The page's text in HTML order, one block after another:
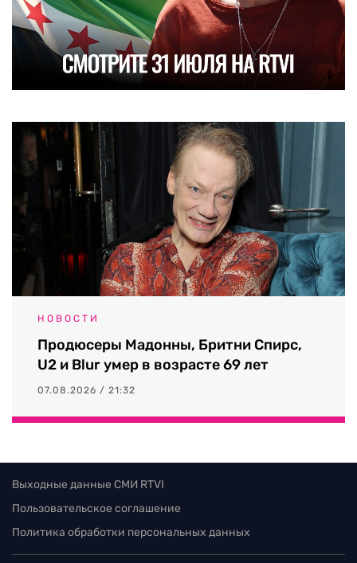
НОВОСТИ
Продюсеры Мадонны, Бритни Спирс,
U2 и Blur умер в возрасте 69 лет
07.08.2026 / 21:32
Выходные данные СМИ RTVI
Пользовательское соглашение
Политика обработки персональных данных